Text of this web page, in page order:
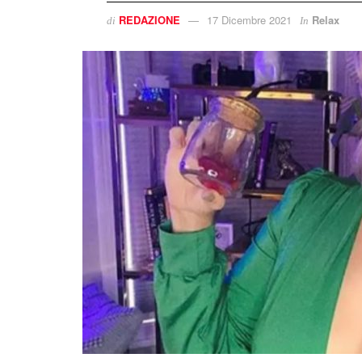
di REDAZIONE 17 Dicembre 2021 In Relax